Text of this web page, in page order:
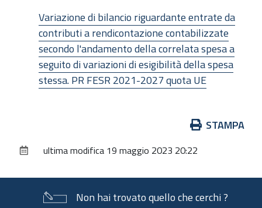
Variazione di bilancio riguardante entrate da
contributi a rendicontazione contabilizzate
secondo l'andamento della correlata spesa a
seguito di variazioni di esigibilità della spesa
stessa. PR FESR 2021-2027 quota UE
documento
STAMPA
ultima modifica 19 maggio 2023 20:22
Non hai trovato quello che cerchi ?